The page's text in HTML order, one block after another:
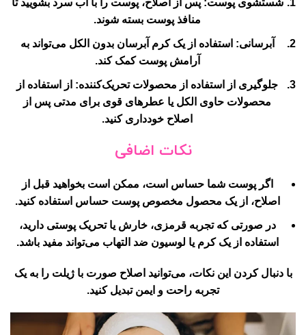
شستشوی پوست: پس از اصلاح، پوست را با آب سرد بشویید تا
منافذ پوست بسته شوند.
آبرسانی: استفاده از یک کرم آبرسان بدون الکل می‌تواند به
آرامش پوست کمک کند.
جلوگیری از استفاده از محصولات تحریک‌کننده: از استفاده از
محصولات حاوی الکل یا عطرهای قوی برای مدتی پس از
اصلاح خودداری کنید.
نکات اضافی
اگر پوست شما حساس است، ممکن است بخواهید قبل از
اصلاح، از یک محصول مخصوص پوست حساس استفاده کنید.
در صورتی که تجربه قرمزی، خارش یا تحریک پوستی دارید،
استفاده از یک کرم یا لوسیون ضد التهاب می‌تواند مفید باشد.
با دنبال کردن این نکات، می‌توانید اصلاح صورت با ژیلت را به یک
تجربه راحت و ایمن تبدیل کنید.